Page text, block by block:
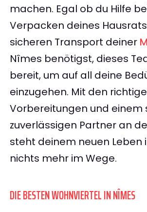
machen. Egal ob du Hilfe
Verpacken deines
sicheren Transport deiner
Nîmes benötigst, dieses
bereit, um auf all deine
einzugehen. Mit den
Vorbereitungen und einem
zuverlässigen Partner an
steht deinem neuen Leben
nichts mehr im Wege.
DIE BESTEN WOHNVIERTEL IN NÎMES